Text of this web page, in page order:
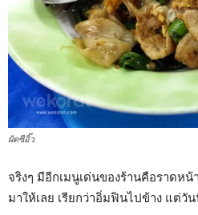
ผัดซีอิ๊ว
จริงๆ มีอีกเมนูเด่นของร้านคือราดหน้
มาให้เลย เรียกว่าอิ่มฟินไปข้าง แต่วั